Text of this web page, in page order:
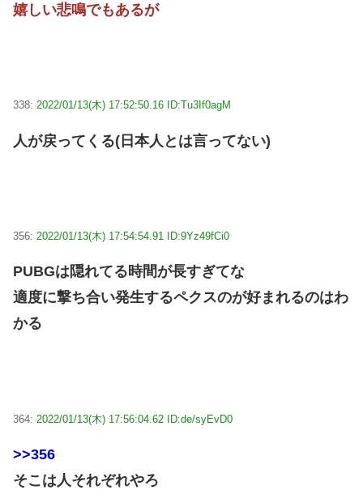
嬉しい悲鳴でもあるが
338: 2022/01/13(木) 17:52:50.16 ID:Tu3If0agM
人が戻ってくる(日本人とは言ってない)
356: 2022/01/13(木) 17:54:54.91 ID:9Yz49fCi0
PUBGは隠れてる時間が長すぎてな
適度に撃ち合い発生するペクスのが好まれるのはわ
かる
364: 2022/01/13(木) 17:56:04.62 ID:de/syEvD0
>>356
そこは人それぞれやろ